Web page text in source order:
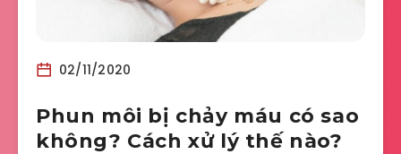
02/11/2020
Phun môi bị chảy máu có sao
không? Cách xử lý thế nào?